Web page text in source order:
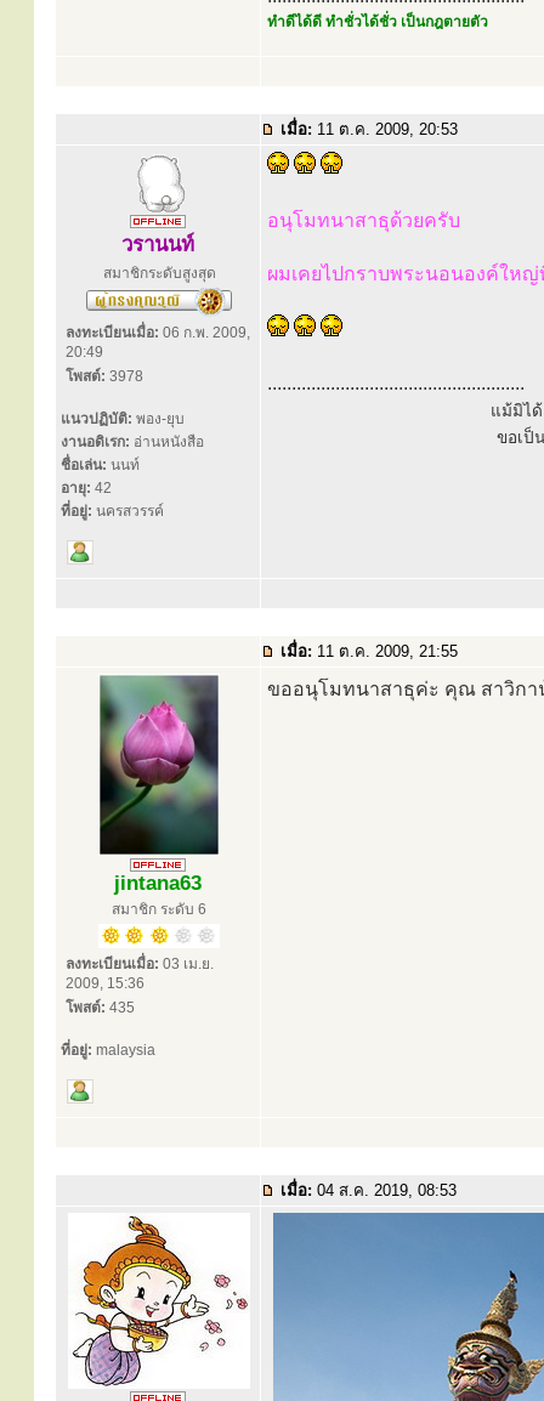
ทำดีได้ดี ทำชั่วได้ชั่ว เป็นกฎตายตัว
เมื่อ: 11 ต.ค. 2009, 20:53
วรานนท์
สมาชิกระดับสูงสุด
ลงทะเบียนเมื่อ: 06 ก.พ. 2009,
20:49
โพสต์: 3978
แนวปฏิบัติ: พอง-ยุบ
งานอดิเรก: อ่านหนังสือ
ชื่อเล่น: นนท์
อายุ: 42
ที่อยู่: นครสวรรค์
อนุโมทนาสาธุด้วยครับ
ผมเคยไปกราบพระนอนองค์ให
.....................................................
แม้มิได้
ขอเป็
เมื่อ: 11 ต.ค. 2009, 21:55
jintana63
สมาชิก ระดับ 6
ลงทะเบียนเมื่อ: 03 เม.ย.
2009, 15:36
โพสต์: 435
ที่อยู่: malaysia
ขออนุโมทนาสาธุค่ะ คุณ สาวิก
เมื่อ: 04 ส.ค. 2019, 08:53